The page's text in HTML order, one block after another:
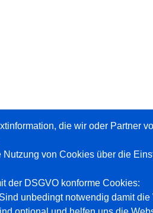
die wir oder Partner
Nutzung von Cookies über die
der DSGVO konforme Cookies:
unbedingt notwendig damit